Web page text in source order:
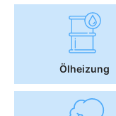
Ölheizung